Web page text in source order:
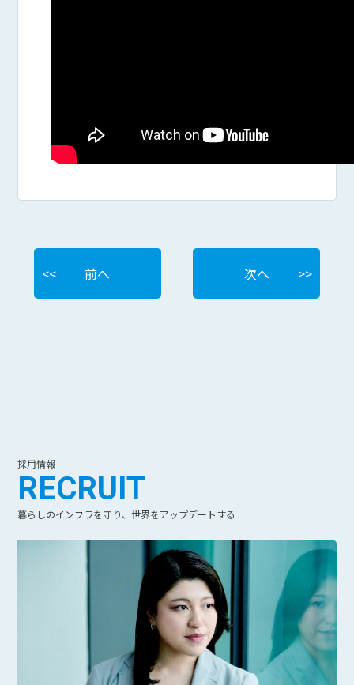
前へ 次へ
採用情報
RECRUIT
暮らしのインフラを守り、世界をアップデートする